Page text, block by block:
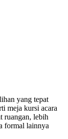
yang tepat
meja kursi acara
ruangan, lebih
formal lainnya